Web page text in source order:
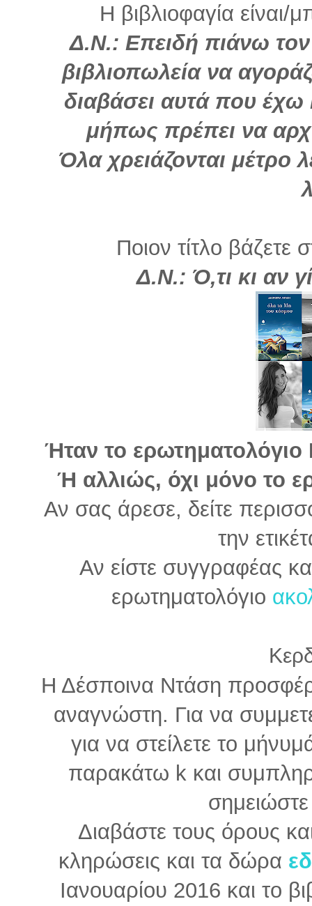
Η βιβλιοφαγία είναι/
Δ.Ν.: Επειδή πιάνω
βιβλιοπωλεία να
διαβάσει αυτά που
μήπως πρέπει να
Όλα χρειάζονται μέτρο
Ποιον τίτλο βάζετε
Δ.Ν.: Ό,τι κι αν
Ήταν το ερωτηματολόγιο
Ή αλλιώς, όχι μόνο το
Αν σας άρεσε, δείτε
την
Αν είστε συγγραφέας
ερωτηματολόγιο
Η Δέσποινα Ντάση
αναγνώστη. Για να
για να στείλετε το
παρακάτω k και
Διαβάστε τους όρους
κληρώσεις και τα δώρα
Ιανουαρίου 2016 και το